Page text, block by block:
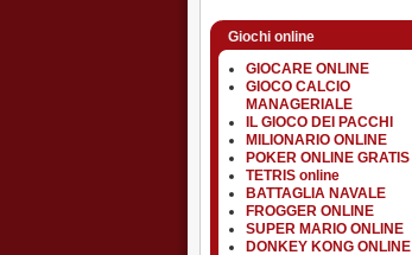
Giochi online
GIOCARE ONLINE
GIOCO CALCIO
MANAGERIALE
IL GIOCO DEI PACCHI
MILIONARIO ONLINE
POKER ONLINE GRATIS
TETRIS online
BATTAGLIA NAVALE
FROGGER ONLINE
SUPER MARIO ONLINE
DONKEY KONG ONLINE